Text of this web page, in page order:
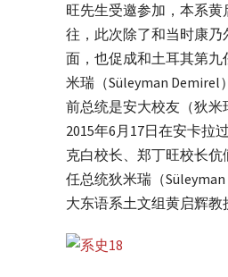
旺先生受邀参加，本系
往，此次除了和当时康乃
面，也促成和土耳其第九
米瑞（Süleyman Demirel
前总统是安大校友（狄米
2015年6月17日在安卡拉
克白校长、郑丁旺校长
任总统狄米瑞（
大东语系土文组黄启辉教